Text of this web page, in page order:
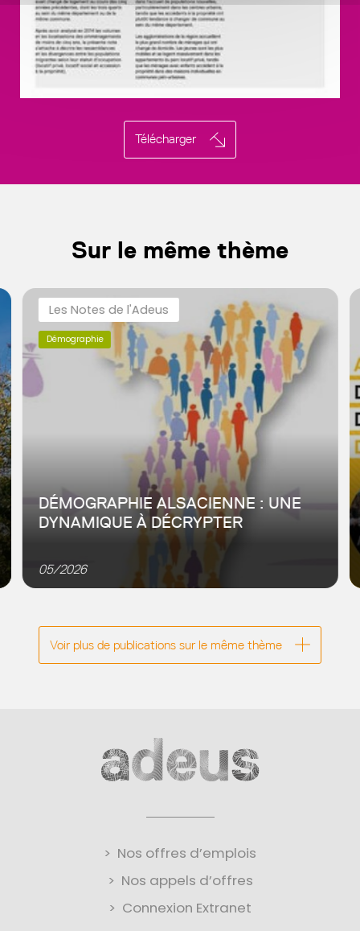
Télécharger
Sur le même thème
Les Notes de l'Adeus
Démographie
DÉMOGRAPHIE ALSACIENNE : UNE
DYNAMIQUE À DÉCRYPTER
alsacienne, le solde naturel tend à s’éroder depuis le
début des années 2010, sous l’effet combiné du recul
05/2026
Voir plus de publications sur le même thème
Nos offres d’emplois
Nos appels d’offres
Connexion Extranet